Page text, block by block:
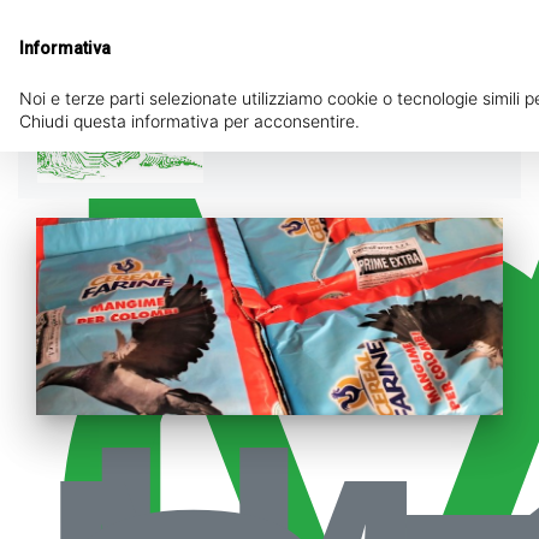
Informativa
Noi e terze parti selezionate utilizziamo cookie o tecnologie
Chiudi questa informativa per acconsentire.